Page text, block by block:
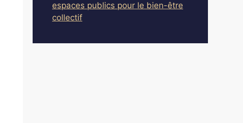
espaces publics pour le bien-être
collectif